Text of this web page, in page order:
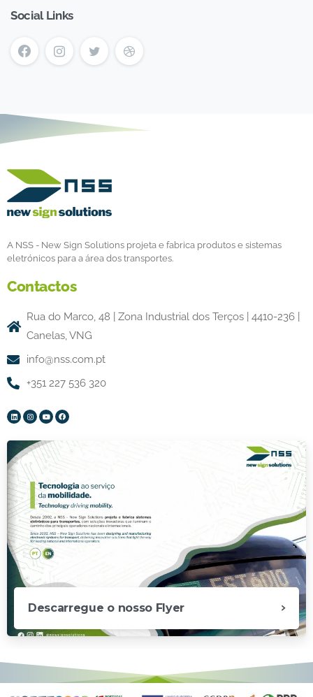
Social Links
A NSS - New Sign Solutions projeta e fabrica produtos e sistemas
eletrónicos para a área dos transportes.
Contactos
Rua do Marco, 48 | Zona Industrial dos Terços | 4410-236 |
Canelas, VNG
info@nss.com.pt
+351 227 536 320
Descarregue o nosso Flyer